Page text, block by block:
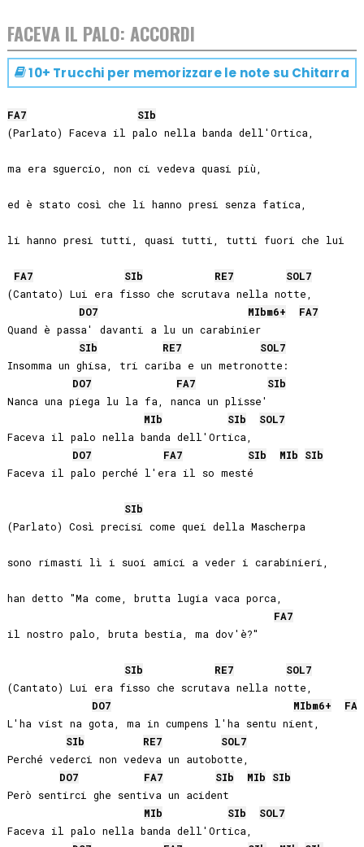
FACEVA IL PALO: ACCORDI
10+ Trucchi per memorizzare le note su Chitarra
FA7
SIb
(Parlato) Faceva il palo nella banda dell'Ortica,
ma era sguercio, non ci vedeva quasi più,
ed è stato così che li hanno presi senza fatica,
li hanno presi tutti, quasi tutti, tutti fuori che lui
FA7 SIb RE7 SOL7
(Cantato) Lui era fisso che scrutava nella notte,
DO7 MIbm6+ FA7
Quand è passa' davanti a lu un carabinier
SIb
RE7 SOL7
Insomma un ghisa, tri cariba e un metronotte:
DO7 FA7
SIb
Nanca una piega lu la fa, nanca un plisse'
MIb
SIb SOL7
Faceva il palo nella banda dell'Ortica,
DO7 FA7 SIb MIb
SIb
Faceva il palo perché l'era il so mesté
SIb
(Parlato) Così precisi come quei della Mascherpa
sono rimasti lì i suoi amici a veder i carabinieri,
han detto "Ma come, brutta lugia vaca porca,
FA7
il nostro palo, bruta bestia, ma dov'è?"
SIb RE7 SOL7
(Cantato) Lui era fisso che scrutava nella notte,
DO7 MIbm6+ FA
L'ha vist na gota, ma in cumpens l'ha sentu nient,
SIb
RE7 SOL7
Perché vederci non vedeva un autobotte,
DO7 FA7 SIb MIb
SIb
Però sentirci ghe sentiva un acident
MIb
SIb SOL7
Faceva il palo nella banda dell'Ortica,